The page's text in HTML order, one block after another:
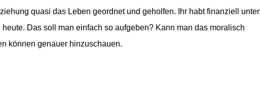
quasi das Leben geordnet und geholfen. Ihr habt finanziell unter
heute. Das soll man einfach so aufgeben? Kann man das moralisch
können genauer hinzuschauen.